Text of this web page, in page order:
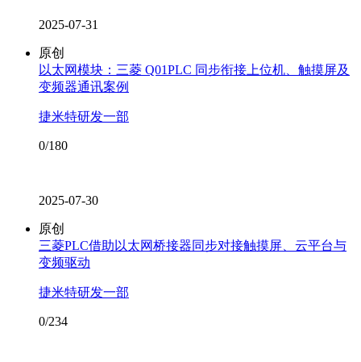
2025-07-31
原创
以太网模块：三菱 Q01PLC 同步衔接上位机、触摸屏及
变频器通讯案例
捷米特研发一部
0/180
2025-07-30
原创
三菱PLC借助以太网桥接器同步对接触摸屏、云平台与
变频驱动
捷米特研发一部
0/234